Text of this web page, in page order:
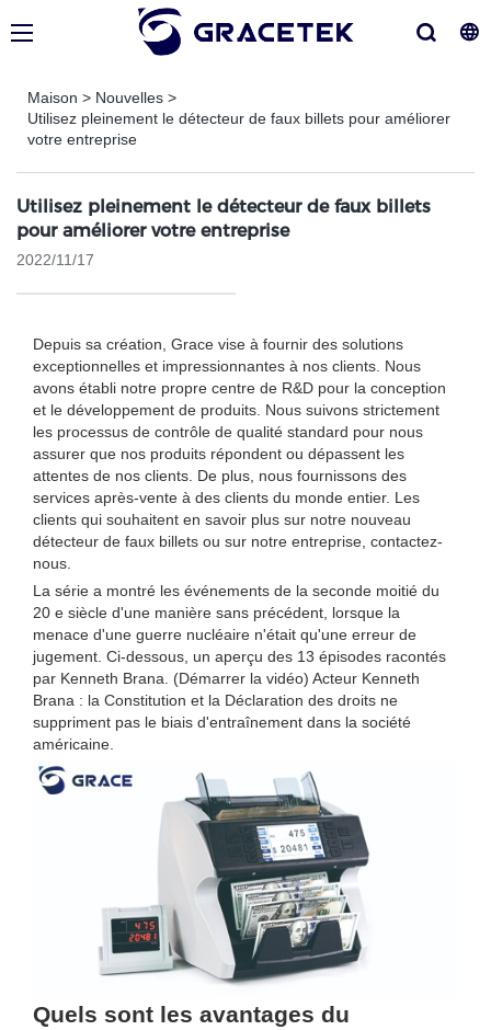
Maison > Nouvelles >
Utilisez pleinement le détecteur de faux billets pour améliorer
votre entreprise
Utilisez pleinement le détecteur de faux billets
pour améliorer votre entreprise
2022/11/17
Depuis sa création, Grace vise à fournir des solutions
exceptionnelles et impressionnantes à nos clients. Nous
avons établi notre propre centre de R&D pour la conception
et le développement de produits. Nous suivons strictement
les processus de contrôle de qualité standard pour nous
assurer que nos produits répondent ou dépassent les
attentes de nos clients. De plus, nous fournissons des
services après-vente à des clients du monde entier. Les
clients qui souhaitent en savoir plus sur notre nouveau
détecteur de faux billets ou sur notre entreprise, contactez-
nous.
La série a montré les événements de la seconde moitié du
20 e siècle d'une manière sans précédent, lorsque la
menace d'une guerre nucléaire n'était qu'une erreur de
jugement. Ci-dessous, un aperçu des 13 épisodes racontés
par Kenneth Brana. (Démarrer la vidéo) Acteur Kenneth
Brana : la Constitution et la Déclaration des droits ne
suppriment pas le biais d'entraînement dans la société
américaine.
Quels sont les avantages du